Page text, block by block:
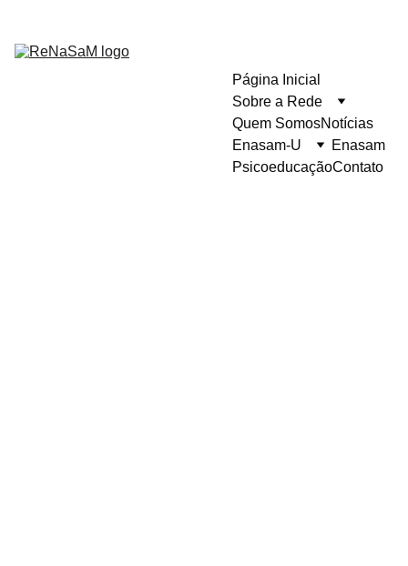
Página Inicial
Sobre a Rede
Quem SomosNotícias
Enasam-U
Enasam
PsicoeducaçãoContato